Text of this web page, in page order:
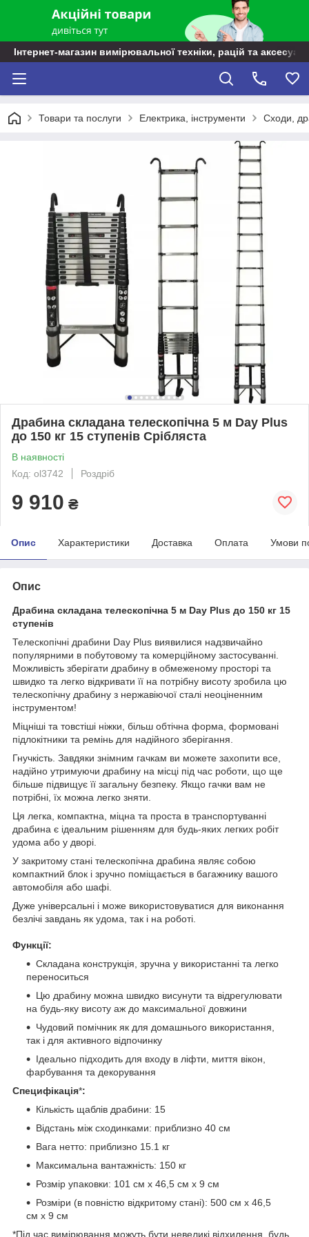
Інтернет-магазин вимірювальної техніки, рацій та
Товари та послуги Електрика, інструменти Сходи,
Драбина складана телескопічна 5 м Day Plus
до 150 кг 15 ступенів Срібляста
В наявності
Код: ol3742
Роздріб
9 910 ₴
Опис Характеристики Доставка Оплата Умови
Опис
Драбина складана телескопічна 5 м Day Plus до 150 кг 15
ступенів
Телескопічні драбини Day Plus виявилися надзвичайно
популярними в побутовому та комерційному застосуванні.
Можливість зберігати драбину в обмеженому просторі та
швидко та легко відкривати її на потрібну висоту зробила цю
телескопічну драбину з нержавіючої сталі неоціненним
інструментом!
Міцніші та товстіші ніжки, більш обтічна форма, формовані
підлокітники та ремінь для надійного зберігання.
Гнучкість. Завдяки знімним гачкам ви можете захопити все,
надійно утримуючи драбину на місці під час роботи, що ще
більше підвищує її загальну безпеку. Якщо гачки вам не
потрібні, їх можна легко зняти.
Ця легка, компактна, міцна та проста в транспортуванні
драбина є ідеальним рішенням для будь-яких легких робіт
удома або у дворі.
У закритому стані телескопічна драбина являє собою
компактний блок і зручно поміщається в багажнику вашого
автомобіля або шафі.
Дуже універсальні і може використовуватися для виконання
безлічі завдань як удома, так і на роботі.
Функції:
Складана конструкція, зручна у використанні та легко
переноситься
Цю драбину можна швидко висунути та відрегулювати
на будь-яку висоту аж до максимальної довжини
Чудовий помічник як для домашнього використання,
так і для активного відпочинку
Ідеально підходить для входу в ліфти, миття вікон,
фарбування та декорування
Специфікація*:
Кількість щаблів драбини: 15
Відстань між сходинками: приблизно 40 см
Вага нетто: приблизно 15.1 кг
Максимальна вантажність: 150 кг
Розмір упаковки: 101 см x 46,5 см x 9 см
Розміри (в повністю відкритому стані): 500 см x 46,5
см x 9 см
*Під час вимірювання можуть бути невеликі відхилення, будь